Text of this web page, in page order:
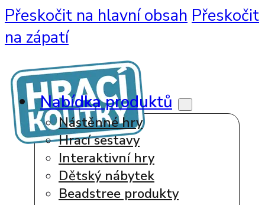
Přeskočit na hlavní obsah Přeskočit
na zápatí
Nabídka produktů
Nástěnné hry
Hrací sestavy
Interaktivní hry
Dětský nábytek
Beadstree produkty